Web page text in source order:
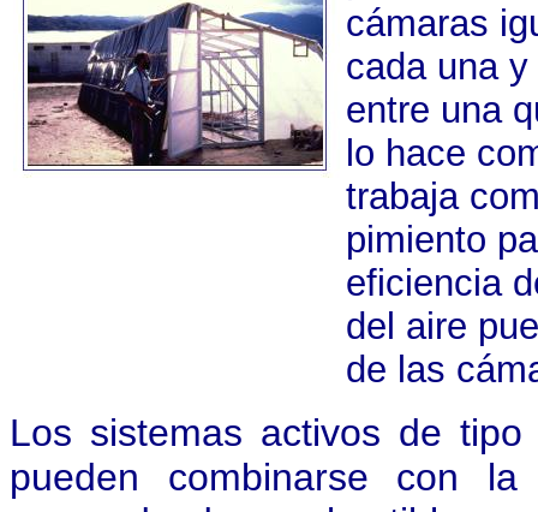
cámaras
cada una
entre una
lo hace
trabaja
pimiento
eficiencia
del aire
de las
Los sistemas activos de
pueden combinarse con